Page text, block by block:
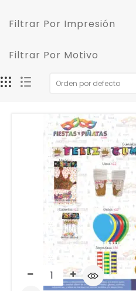
Filtrar Por Impresión
Filtrar Por Motivo